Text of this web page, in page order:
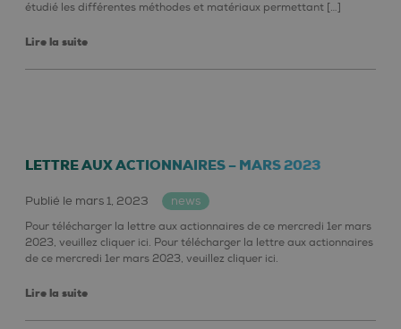
étudié les différentes méthodes et matériaux permettant […]
Lire la suite
LETTRE AUX ACTIONNAIRES – MARS 2023
Publié le mars 1, 2023 news
Pour télécharger la lettre aux actionnaires de ce mercredi 1er mars
2023, veuillez cliquer ici. Pour télécharger la lettre aux actionnaires
de ce mercredi 1er mars 2023, veuillez cliquer ici.
Lire la suite